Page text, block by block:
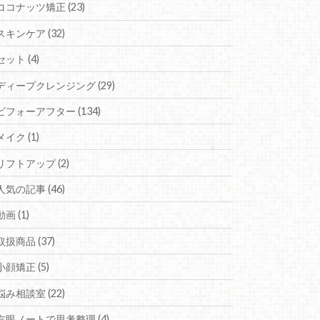
コナッツ矯正 (23)
キンケア (32)
ット (4)
ィープクレンジング (29)
フォーアフター (134)
イク (1)
フトアップ (2)
気の記事 (46)
画 (1)
扱商品 (37)
顔矯正 (5)
み相談室 (22)